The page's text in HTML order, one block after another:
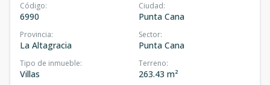
Código:
6990
Ciudad:
Punta Cana
Provincia:
La Altagracia
Sector:
Punta Cana
Tipo de inmueble:
Villas
Terreno:
263.43 m²